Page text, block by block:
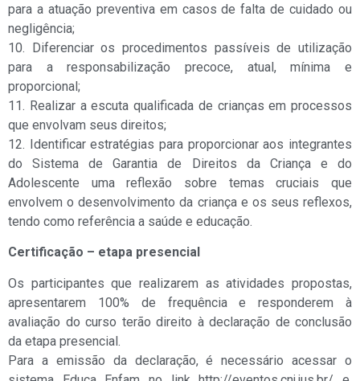
para a atuação preventiva em casos de falta de cuidado ou
negligência;
10. Diferenciar os procedimentos passíveis de utilização
para a responsabilização precoce, atual, mínima e
proporcional;
11. Realizar a escuta qualificada de crianças em processos
que envolvam seus direitos;
12. Identificar estratégias para proporcionar aos integrantes
do Sistema de Garantia de Direitos da Criança e do
Adolescente uma reflexão sobre temas cruciais que
envolvem o desenvolvimento da criança e os seus reflexos,
tendo como referência a saúde e educação.
Certificação – etapa presencial
Os participantes que realizarem as atividades propostas,
apresentarem 100% de frequência e responderem à
avaliação do curso terão direito à declaração de conclusão
da etapa presencial.
Para a emissão da declaração, é necessário acessar o